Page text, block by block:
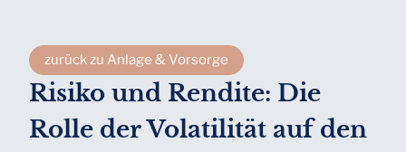
zurück zu Anlage & Vorsorge
Risiko und Rendite: Die
Rolle der Volatilität auf den